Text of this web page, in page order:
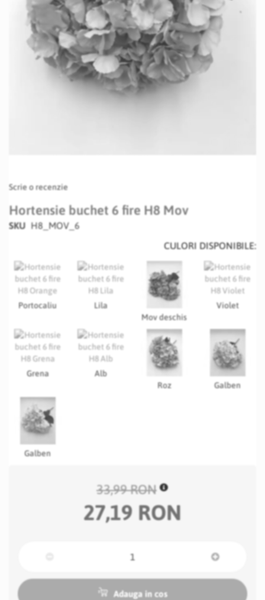
to
beginning
of
gallery
Scrie o recenzie
Hortensie buchet 6 fire H8 Mov
SKU H8_MOV_6
CULORI DISPONIBILE:
Portocaliu
Lila
Mov deschis
Violet
Grena
Alb
Roz
Galben
Galben
33,99 RON
27,19 RON
Adauga in cos